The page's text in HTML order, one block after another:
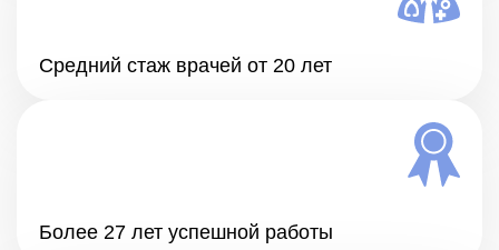
Средний стаж врачей от 20 лет
Более 27 лет успешной работы